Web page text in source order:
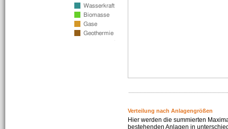
Verteilung nach Anlagengrößen
Hier werden die summierten
bestehenden Anlagen in